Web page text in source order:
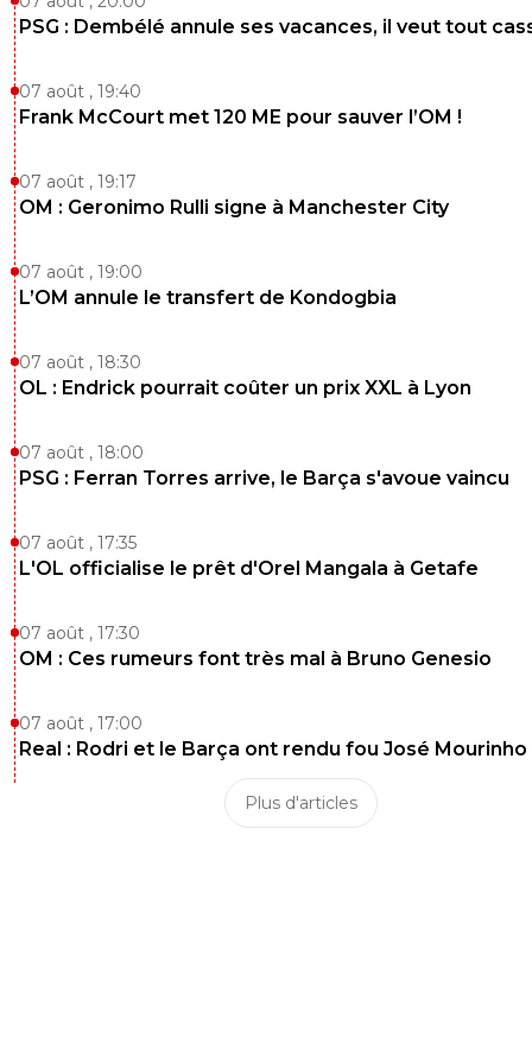
PSG : Dembélé annule ses vacances, il veut tout
07 août , 19:40
Frank McCourt met 120 ME pour sauver l’OM !
07 août , 19:17
OM : Geronimo Rulli signe à Manchester City
07 août , 19:00
L’OM annule le transfert de Kondogbia
07 août , 18:30
OL : Endrick pourrait coûter un prix XXL à Lyon
07 août , 18:00
PSG : Ferran Torres arrive, le Barça s'avoue vaincu
07 août , 17:35
L'OL officialise le prêt d'Orel Mangala à Getafe
07 août , 17:30
OM : Ces rumeurs font très mal à Bruno Genesio
07 août , 17:00
Real : Rodri et le Barça ont rendu fou José Mourinho
Plus d'articles